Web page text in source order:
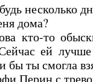
несколько
дома?
кто-то
ей лучше
ты смогла
Перин с